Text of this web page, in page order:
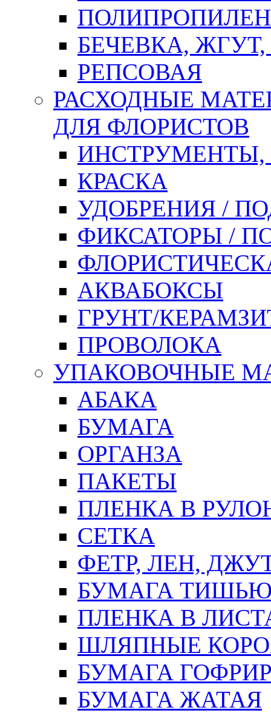
БЕЧЕВКА,
РЕПСОВАЯ
РАСХОДНЫЕ
ДЛЯ ФЛОРИСТОВ
ИНСТРУМЕНТЫ,
КРАСКА
УДОБРЕНИЯ /
ФИКСАТОРЫ /
АКВАБОКСЫ
ГРУНТ/
ПРОВОЛОКА
УПАКОВОЧНЫЕ
АБАКА
БУМАГА
ОРГАНЗА
ПАКЕТЫ
ПЛЕНКА В
СЕТКА
ФЕТР, ЛЕН,
БУМАГА
ПЛЕНКА В
ШЛЯПНЫЕ
БУМАГА
БУМАГА ЖАТАЯ